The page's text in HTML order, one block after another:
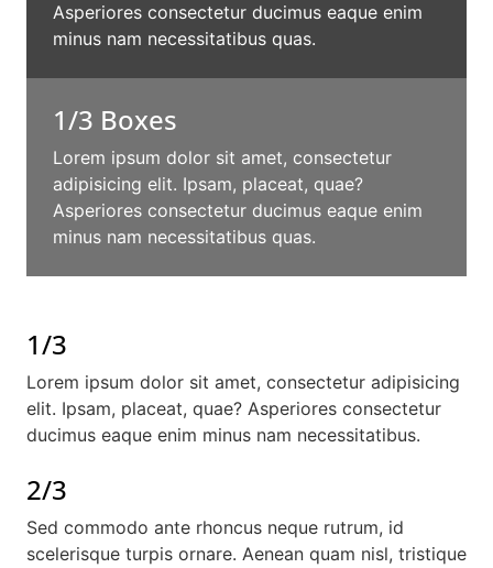
Asperiores consectetur ducimus eaque enim
minus nam necessitatibus quas.
1/3 Boxes
Lorem ipsum dolor sit amet, consectetur
adipisicing elit. Ipsam, placeat, quae?
Asperiores consectetur ducimus eaque enim
minus nam necessitatibus quas.
1/3
Lorem ipsum dolor sit amet, consectetur adipisicing
elit. Ipsam, placeat, quae? Asperiores consectetur
ducimus eaque enim minus nam necessitatibus.
2/3
Sed commodo ante rhoncus neque rutrum, id
scelerisque turpis ornare. Aenean quam nisl, tristique